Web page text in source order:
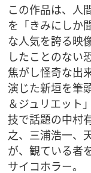
この作品は、人
を「きみにしか
な人気を誇る映
したことのない
焦がし怪奇な出
演じた新垣を筆
＆ジュリエット
技で話題の中村
之、三浦浩一、
が、観ている者
サイコホラー。